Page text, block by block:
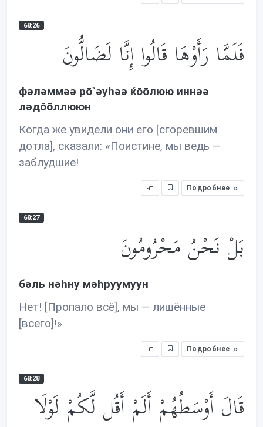
68:26
فَلَمَّا رَأَوْهَا قَالُوا إِنَّا لَضَالُّونَ
фəлəммəə рō`əуhəə ќōōлюю иннəə
лəдōōллююн
Когда же увидели они его [сгоревшим
дотла], сказали: «Поистине, мы ведь —
заблудшие!
Подробнее
68:27
بَلْ نَحْنُ مَحْرُومُونَ
бəль нəhну мəhруумуун
Нет! [Пропало всё], мы — лишённые
[всего]!»
Подробнее
68:28
قَالَ أَوْسَطُهُمْ أَلَمْ أَقُل لَّكُمْ لَوْلَا